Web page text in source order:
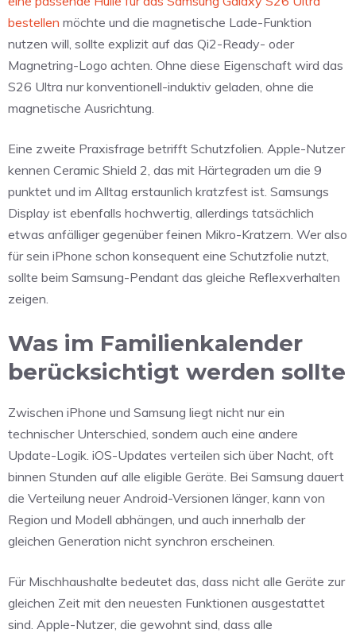
bestellen möchte und die magnetische Lade-Funktion
nutzen will, sollte explizit auf das Qi2-Ready- oder
Magnetring-Logo achten. Ohne diese Eigenschaft wird das
S26 Ultra nur konventionell-induktiv geladen, ohne die
magnetische Ausrichtung.
Eine zweite Praxisfrage betrifft Schutzfolien. Apple-Nutzer
kennen Ceramic Shield 2, das mit Härtegraden um die 9
punktet und im Alltag erstaunlich kratzfest ist. Samsungs
Display ist ebenfalls hochwertig, allerdings tatsächlich
etwas anfälliger gegenüber feinen Mikro-Kratzern. Wer also
für sein iPhone schon konsequent eine Schutzfolie nutzt,
sollte beim Samsung-Pendant das gleiche Reflexverhalten
zeigen.
Was im Familienkalender
berücksichtigt werden sollte
Zwischen iPhone und Samsung liegt nicht nur ein
technischer Unterschied, sondern auch eine andere
Update-Logik. iOS-Updates verteilen sich über Nacht, oft
binnen Stunden auf alle eligible Geräte. Bei Samsung dauert
die Verteilung neuer Android-Versionen länger, kann von
Region und Modell abhängen, und auch innerhalb der
gleichen Generation nicht synchron erscheinen.
Für Mischhaushalte bedeutet das, dass nicht alle Geräte zur
gleichen Zeit mit den neuesten Funktionen ausgestattet
sind. Apple-Nutzer, die gewohnt sind, dass alle